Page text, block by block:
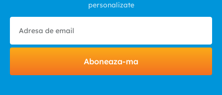
personalizate
Aboneaza-ma